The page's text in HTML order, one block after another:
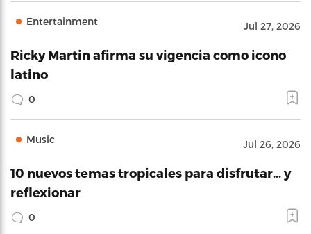
Entertainment Jul 27, 2026
Ricky Martin afirma su vigencia como icono
latino
0
Music Jul 26, 2026
10 nuevos temas tropicales para disfrutar… y
reflexionar
0